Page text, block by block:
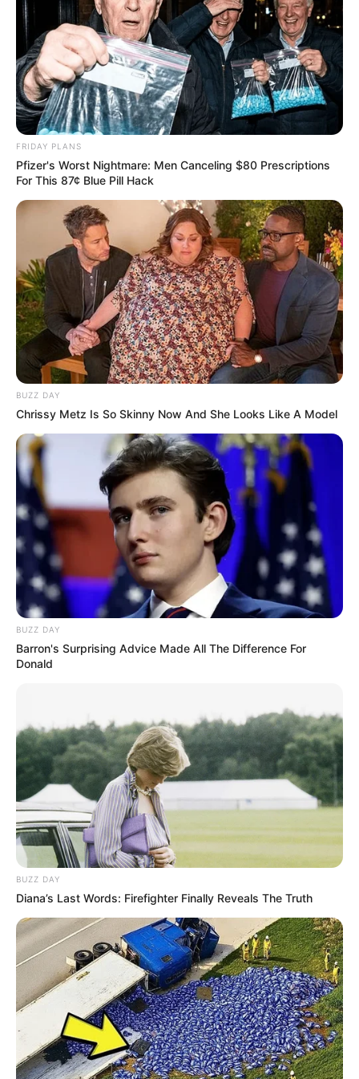
incontournable pour les jeux en champs réduits.
Suivez le bilan Journalier, Mensuel et Annuel sur le tableau
situé sur lapage des stats
8 GINO TOSCA= 3ème
4 FOSTER WOOD= 2ème
2 EQUEJUELO= DAI
8-4 = Couplé + 2sur4.
Après-coup et c’est forcément plus facile, la moins
la base + le premier cheval du champ élargi en Tiercé
combiné 4 chevaux pour unemise de *4.00 €et unrapport
de *61,50 €(*info PMU.fr).
Découvrez le taux de réussite de onze pronostiqueurs de la
presse
au jeu du Simple Gagnant et Placé sur les 10 derniers
Quinté de Trot attelé.
Les Meilleures cotes pour les plus grandes compétitions de
Football sont ici
NUMEROS ASTRO QUINTE CHANCE DU JOUR
Spécial Tocard du PRIX DE GROSBOIS
LIRE LA SUITE
FRIDAY PLANS
Pfizer's Worst Nightmare: Men Canceling $80 Prescriptions
For This 87¢ Blue Pill Hack
BUZZ DAY
Chrissy Metz Is So Skinny Now And She Looks Like A Model
BUZZ DAY
Barron's Surprising Advice Made All The Difference For
Donald
BUZZ DAY
Diana’s Last Words: Firefighter Finally Reveals The Truth